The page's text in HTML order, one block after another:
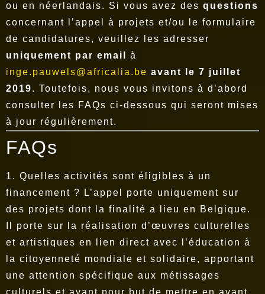
ou en néerlandais. Si vous avez des questions
concernant l’appel à projets et/ou le formulaire
de candidatures, veuillez les adresser
uniquement par email
à
inge.pauwels@africalia.be avant le 7 juillet
2019. Toutefois, nous vous invitons à d’abord
consulter les FAQs ci-dessous qui seront mises
à jour régulièrement.
FAQs
1. Quelles activités sont éligibles à un
financement ? L’appel porte uniquement sur
des projets dont la finalité a lieu en Belgique.
Il porte sur la réalisation d’œuvres culturelles
et artistiques en lien direct avec l’éducation à
la citoyenneté mondiale et solidaire, apportant
une attention spécifique aux métissages